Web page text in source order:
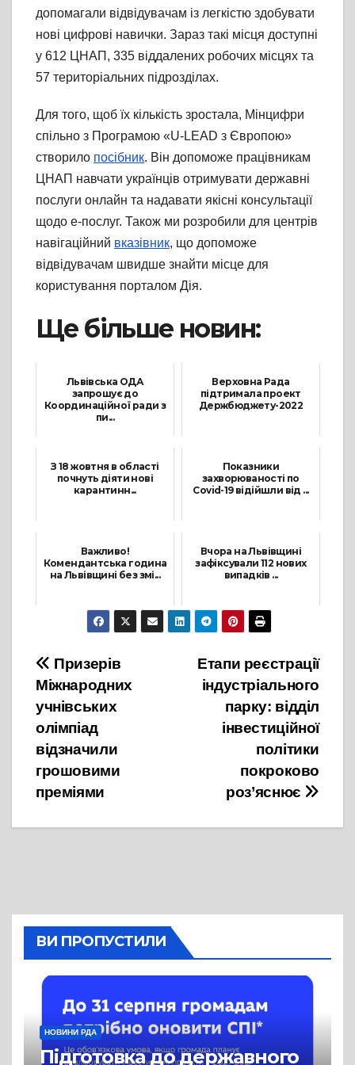
допомагали відвідувачам із легкістю здобувати
нові цифрові навички. Зараз такі місця доступні
у 612 ЦНАП, 335 віддалених робочих місцях та
57 територіальних підрозділах.
Для того, щоб їх кількість зростала, Мінцифри
спільно з Програмою «U-LEAD з Європою»
створило посібник. Він допоможе працівникам
ЦНАП навчати українців отримувати державні
послуги онлайн та надавати якісні консультації
щодо е-послуг. Також ми розробили для центрів
навігаційний вказівник, що допоможе
відвідувачам швидше знайти місце для
користування порталом Дія.
Ще більше новин:
Львівська ОДА
запрошує до
Координаційної ради з
пи...
Верховна Рада
підтримала проект
Держбюджету-2022
З 18 жовтня в області
почнуть діяти нові
карантинн...
Показники
захворюваності по
Covid-19 відійшли від ...
Важливо!
Комендантська година
на Львівщині без змі...
1 Березня, 2022
Вчора на Львівщині
зафіксували 112 нових
випадків ...
3 Січня, 2022
Навігація
записів
Етапи реєстрації
індустріального
парку: відділ
інвестиційної
політики
покроково
роз’яснює
Призерів
Міжнародних
учнівських
олімпіад
відзначили
грошовими
преміями
ВИ ПРОПУСТИЛИ
НОВИНИ РДА
Підготовка до державного